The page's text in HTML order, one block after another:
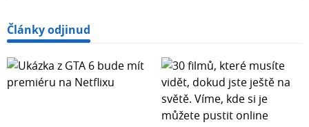
Články odjinud